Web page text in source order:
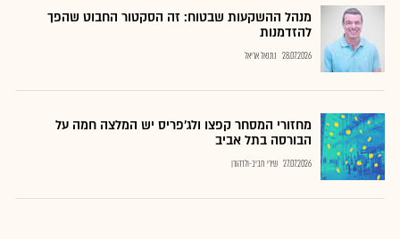
מנהל ההשקעות שבטוח: זה הסקטור החבוט שהפך
להזדמנות
28.07.2026 נתנאל אריאל
מחזורי המסחר קפצו ולג'פריס יש המלצה חמה על
הבורסה בתל אביב
27.07.2026 שירי חביב-ולדהורן